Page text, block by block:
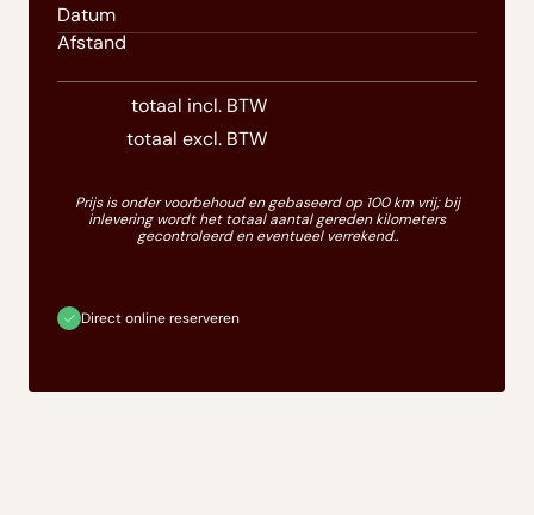
Datum
Afstand
totaal incl. BTW
totaal excl. BTW
Prijs is onder voorbehoud en gebaseerd op 100 km vrij; bij
inlevering wordt het totaal aantal gereden kilometers
gecontroleerd en eventueel verrekend..
Direct online reserveren